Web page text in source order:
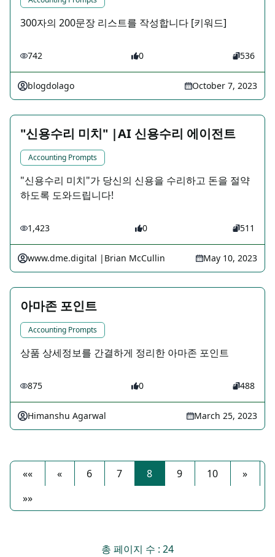
300자의 200문장 리스트를 작성합니다 [키워드]
742 0 536
blogdolago October 7, 2023
"신용수리 미치" |AI 신용수리 에이전트
Accounting Prompts
"신용수리 미치"가 당신의 신용을 수리하고 돈을 절약
하도록 도와드립니다!
1,423 0 511
www.dme.digital |Brian McCullin May 10, 2023
아마존 포인트
Accounting Prompts
상품 상세정보를 간결하게 정리한 아마존 포인트
875 0 488
Himanshu Agarwal March 25, 2023
«« « 6 7 8 9 10
»
»»
총 페이지 수 : 24